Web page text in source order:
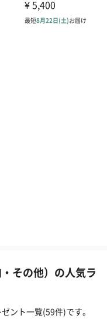
その他）の人気ラ
ント一覧(59件)です。